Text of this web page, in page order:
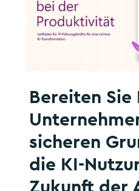
Bereiten Sie
sicheren
die KI-
Zukunft der